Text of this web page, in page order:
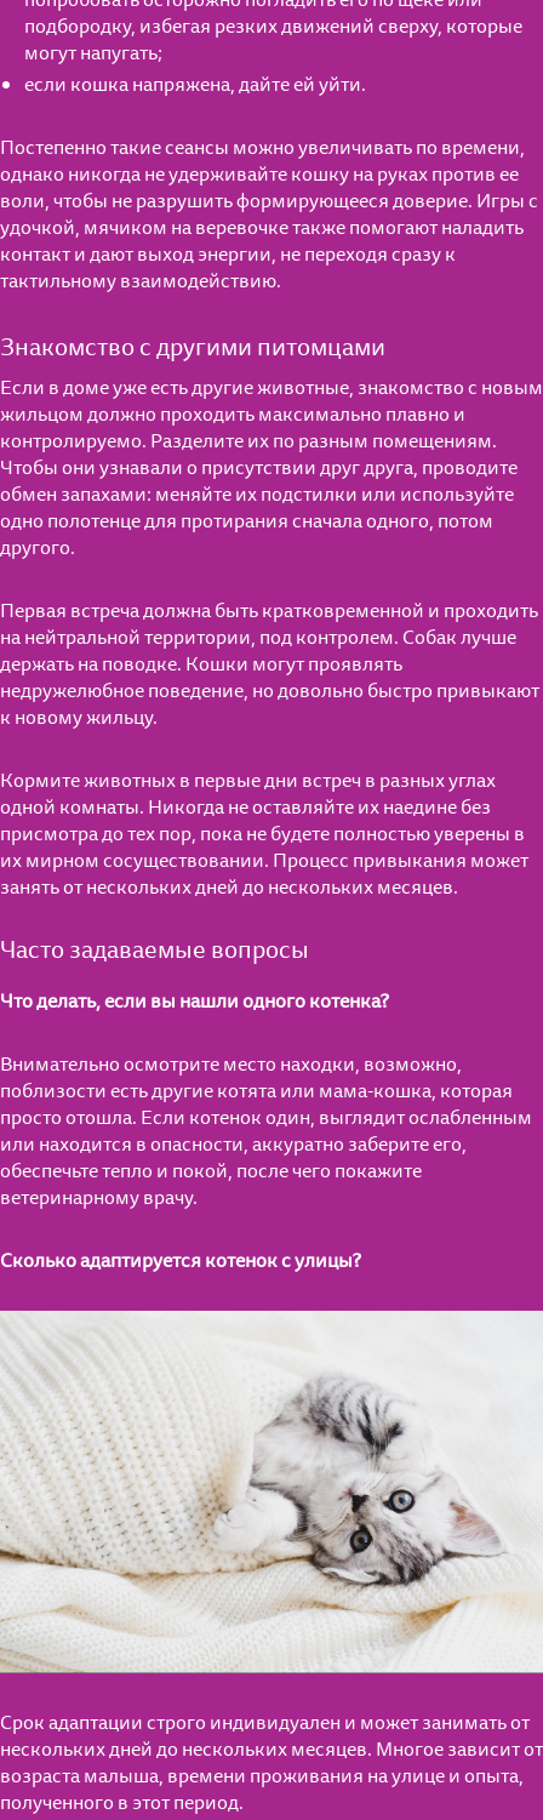
подбородку, избегая резких движений сверху, которые
могут напугать;
если кошка напряжена, дайте ей уйти.
Постепенно такие сеансы можно увеличивать по времени,
однако никогда не удерживайте кошку на руках против ее
воли, чтобы не разрушить формирующееся доверие. Игры с
удочкой, мячиком на веревочке также помогают наладить
контакт и дают выход энергии, не переходя сразу к
тактильному взаимодействию.
Знакомство с другими питомцами
Если в доме уже есть другие животные, знакомство с новым
жильцом должно проходить максимально плавно и
контролируемо. Разделите их по разным помещениям.
Чтобы они узнавали о присутствии друг друга, проводите
обмен запахами: меняйте их подстилки или используйте
одно полотенце для протирания сначала одного, потом
другого.
Первая встреча должна быть кратковременной и проходить
на нейтральной территории, под контролем. Собак лучше
держать на поводке. Кошки могут проявлять
недружелюбное поведение, но довольно быстро привыкают
к новому жильцу.
Кормите животных в первые дни встреч в разных углах
одной комнаты. Никогда не оставляйте их наедине без
присмотра до тех пор, пока не будете полностью уверены в
их мирном сосуществовании. Процесс привыкания может
занять от нескольких дней до нескольких месяцев.
Часто задаваемые вопросы
Что делать, если вы нашли одного котенка?
Внимательно осмотрите место находки, возможно,
поблизости есть другие котята или мама-кошка, которая
просто отошла. Если котенок один, выглядит ослабленным
или находится в опасности, аккуратно заберите его,
обеспечьте тепло и покой, после чего покажите
ветеринарному врачу.
Сколько адаптируется котенок с улицы?
Срок адаптации строго индивидуален и может занимать от
нескольких дней до нескольких месяцев. Многое зависит от
возраста малыша, времени проживания на улице и опыта,
полученного в этот период.